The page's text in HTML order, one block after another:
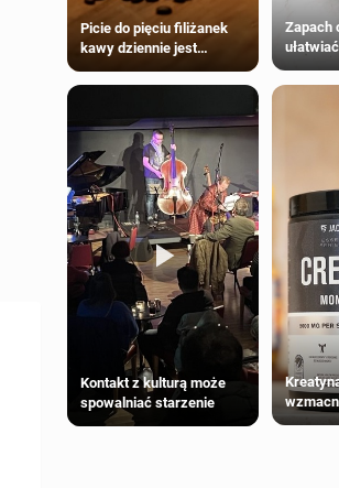
Picie do pięciu filiżanek
kawy dziennie jest
większości dorosłych
Zapach
Kontakt z kulturą może
spowalniać starzenie
przeciw